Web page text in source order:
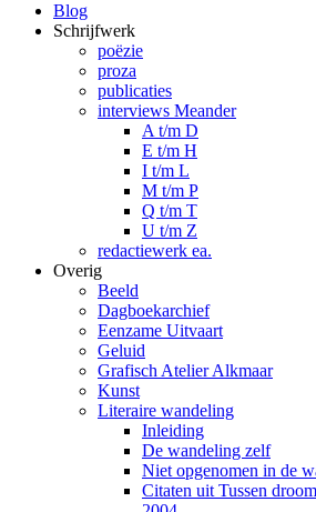
Blog
Schrijfwerk
poëzie
proza
publicaties
interviews Meander
A t/m D
E t/m H
I t/m L
M t/m P
Q t/m T
U t/m Z
redactiewerk ea.
Overig
Beeld
Dagboekarchief
Eenzame Uitvaart
Geluid
Grafisch Atelier Alkmaar
Kunst
Literaire wandeling
Inleiding
De wandeling zelf
Niet opgenomen in de
Citaten uit Tussen